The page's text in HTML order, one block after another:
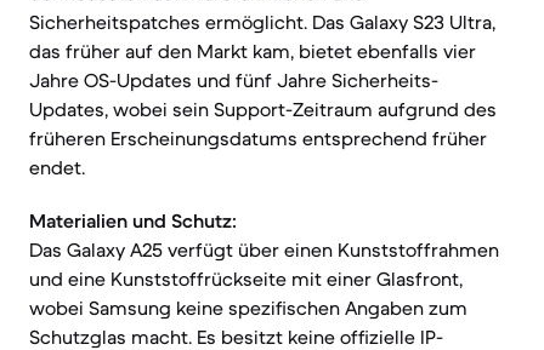
Sicherheitspatches ermöglicht. Das Galaxy S23 Ultra,
das früher auf den Markt kam, bietet ebenfalls vier
Jahre OS-Updates und fünf Jahre Sicherheits-
Updates, wobei sein Support-Zeitraum aufgrund des
früheren Erscheinungsdatums entsprechend früher
endet.
Materialien und Schutz:
Das Galaxy A25 verfügt über einen Kunststoffrahmen
und eine Kunststoffrückseite mit einer Glasfront,
wobei Samsung keine spezifischen Angaben zum
Schutzglas macht. Es besitzt keine offizielle IP-